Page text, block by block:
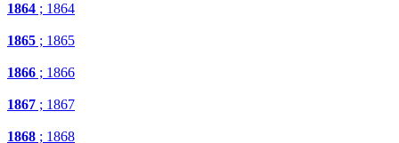
1864 ; 1864
1865 ; 1865
1866 ; 1866
1867 ; 1867
1868 ; 1868